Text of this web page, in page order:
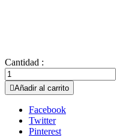
Cantidad :
Añadir al carrito
Facebook
Twitter
Pinterest